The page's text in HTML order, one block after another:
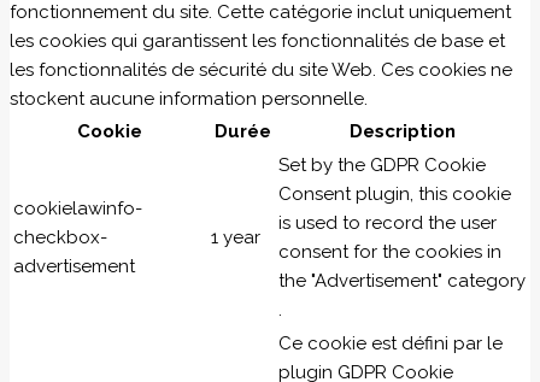
fonctionnement du site. Cette catégorie inclut uniquement
les cookies qui garantissent les fonctionnalités de base et
les fonctionnalités de sécurité du site Web. Ces cookies ne
stockent aucune information personnelle.
Cookie
Durée Description
cookielawinfo-
checkbox-
advertisement
1 year
Set by the GDPR Cookie
Consent plugin, this cookie
is used to record the user
consent for the cookies in
the "Advertisement" category
.
Ce cookie est défini par le
plugin GDPR Cookie